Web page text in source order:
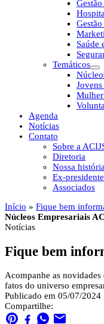
Saúde
Temáticos
Agenda
Notícias
Contato
Sobre a
Diretoria
Nossa história
Ex-
Associados
Início » Fique bem
Núcleos Empresariais
Notícias
Fique bem
Acompanhe as
fatos do universo
Publicado em 05/07/2024
Compartilhe: